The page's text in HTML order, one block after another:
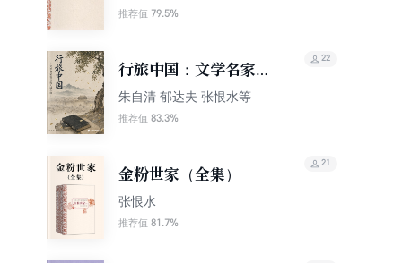
推荐值 79.5%
行旅中国：文学名家笔
下的大城小镇
朱自清 郁达夫 张恨水等
推荐值 83.3%
22
金粉世家（全集）
张恨水
推荐值 81.7%
21